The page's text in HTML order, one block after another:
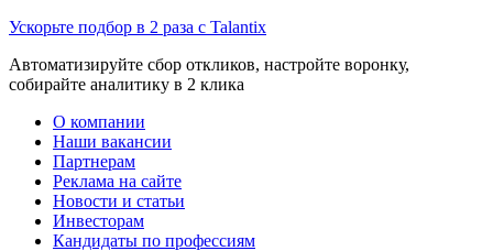
Ускорьте подбор в 2 раза с Talantix
Автоматизируйте сбор откликов, настройте воронку,
собирайте аналитику в 2 клика
О компании
Наши вакансии
Партнерам
Реклама на сайте
Новости и статьи
Инвесторам
Кандидаты по профессиям